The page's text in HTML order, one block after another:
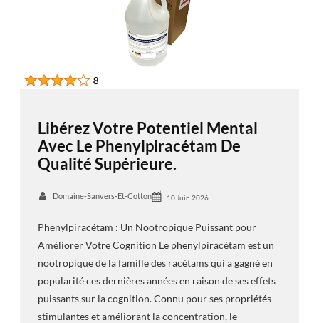
Libérez Votre Potentiel Mental
Avec Le Phenylpiracétam De
Qualité Supérieure.
Domaine-Sanvers-Et-Cotton 10 Juin 2026
Phenylpiracétam : Un Nootropique Puissant pour
Améliorer Votre Cognition Le phenylpiracétam est un
nootropique de la famille des racétams qui a gagné en
popularité ces dernières années en raison de ses effets
puissants sur la cognition. Connu pour ses propriétés
stimulantes et améliorant la concentration, le